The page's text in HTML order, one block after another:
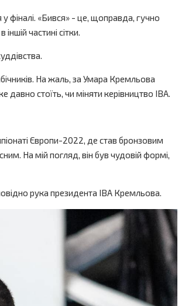
у фіналі. «Бився» - це, щоправда, гучно
частині сітки.
На жаль, за Умара Кремльова
стоїть, чи міняти керівництво IBA.
Європи-2022, де став бронзовим
На мій погляд, він був чудовій формі,
рука президента IBA Кремльова.